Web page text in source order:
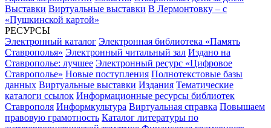
Выставки Виртуальные выставки В Лермонтовку – с
«Пушкинской картой»
РЕСУРСЫ
Электронный каталог Электронная библиотека «Память
Ставрополья» Электронный читальный зал Издано на
Ставрополье: лучшее Электронный ресурс «Цифровое
Ставрополье» Новые поступления Полнотекстовые базы
данных Виртуальные выставки Издания Тематические
каталоги ссылок Информационные ресурсы библиотек
Ставрополя Информкультура Виртуальная справка Повышаем
правовую грамотность Каталог литературы по